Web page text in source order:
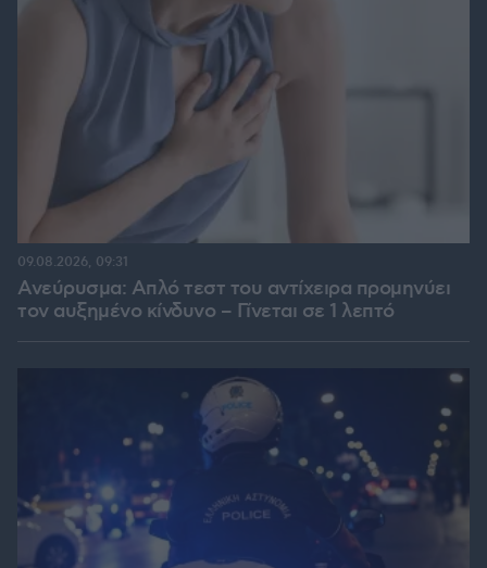
Ανεύρυσμα: Απλό τεστ του αντίχειρα προμηνύει
τον αυξημένο κίνδυνο – Γίνεται σε 1 λεπτό
09.08.2026, 09:31